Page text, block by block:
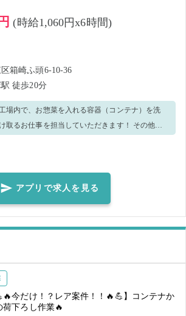
中！🔰 ➥不明な点があれば、お近くのスタッフ
ださいね ♫ みんなでサポートし合う、あたたか
な食堂も完備！🍜 ①ありがたい価格✨：定食
②お昼はもちろん、夕方までカバー⏰：12:00～
ーも多数あり！何にするか迷っちゃう💖 ■💺疲
ージチェアも自由に利用可能🌟💺 ■👕夏場は空調
さる方も募集しています！ その際は、社員にぜ
・
円(時給1,060円x6時間)
箱崎ふ頭6-10-36
駅徒歩20分
場内で、お惣菜を入れる容器（コンテナ）を洗
お仕事を担当していただきます！ その他付
ください！ 【応募条件】 ・日本語が
🌟幅広い年代の男女スタッフが
も大歓迎です！ 【応募後の流れ】 ◆初
へ 当日、到着後は担当者にお電話頂き「シェア
お伝えください。 勤務中については、担当者の
ますようお願いいたします。 無断欠勤・直前の
きな方 ▼丁
す＊° 気になった方はぜひご応募
アプリで求人を見る
今だけ！？レア案件！！🔥💪】コンテナか
荷下ろし作業🔥